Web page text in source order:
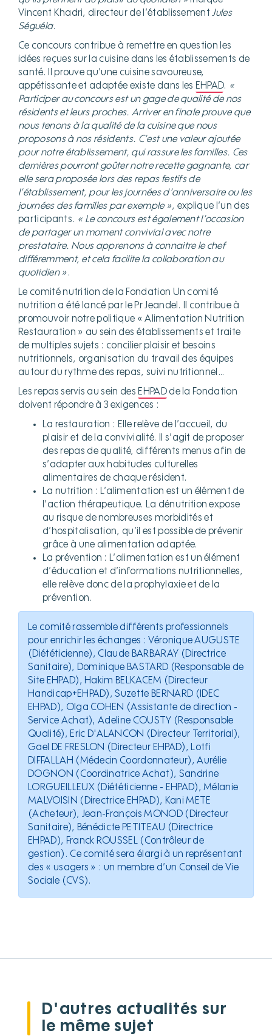
Vincent Khadri, directeur de l’établissementJules
Séguéla.
Ce concours contribue à remettre en question les
idées reçues sur la cuisine dans les établissements de
santé. Il prouve qu’une cuisine savoureuse,
appétissante et adaptée existe dans les EHPAD. «
Participer au concours est un gage de qualité de nos
résidents et leurs proches. Arriver en finale prouve que
nous tenons à la qualité de la cuisine que nous
proposons à nos résidents. C’est une valeur ajoutée
pour notre établissement, qui rassure les familles. Ces
dernières pourront goûter notre recette gagnante, car
elle sera proposée lors des repas festifs de
l’établissement, pour les journées d’anniversaire ou les
journées des familles par exemple », explique l’un des
participants. « Le concours est également l’occasion
de partager un moment convivial avec notre
prestataire. Nous apprenons à connaitre le chef
différemment, et cela facilite la collaboration au
quotidien ».
Le comité nutrition de la Fondation Un comité
nutrition a été lancé par le Pr Jeandel. Il contribue à
promouvoir notre politique « Alimentation Nutrition
Restauration » au sein des établissements et traite
de multiples sujets : concilier plaisir et besoins
nutritionnels, organisation du travail des équipes
autour du rythme des repas, suivi nutritionnel…
Les repas servis au sein des EHPADde la Fondation
doivent répondre à 3 exigences :
La restauration : Elle relève de l’accueil, du
plaisir et de la convivialité. Il s’agit de proposer
des repas de qualité, différents menus afin de
s’adapter aux habitudes culturelles
alimentaires de chaque résident.
La nutrition : L’alimentation est un élément de
l’action thérapeutique. La dénutrition expose
au risque de nombreuses morbidités et
d’hospitalisation, qu’il est possible de prévenir
grâce à une alimentation adaptée.
La prévention : L’alimentation est un élément
d’éducation et d’informations nutritionnelles,
elle relève donc de la prophylaxie et de la
prévention.
Le comité rassemble différents professionnels
pour enrichir les échanges : Véronique AUGUSTE
(Diététicienne), Claude BARBARAY (Directrice
Sanitaire), Dominique BASTARD (Responsable de
Site EHPAD), Hakim BELKACEM (Directeur
Handicap+EHPAD), Suzette BERNARD (IDEC
EHPAD), Olga COHEN (Assistante de direction -
Service Achat), Adeline COUSTY (Responsable
Qualité), Eric D'ALANCON (Directeur Territorial),
Gael DE FRESLON (Directeur EHPAD), Lotfi
DIFFALLAH (Médecin Coordonnateur), Aurélie
DOGNON (Coordinatrice Achat), Sandrine
LORGUEILLEUX (Diététicienne - EHPAD), Mélanie
MALVOISIN (Directrice EHPAD), Kani METE
(Acheteur), Jean-François MONOD (Directeur
Sanitaire), Bénédicte PETITEAU (Directrice
EHPAD), Franck ROUSSEL (Contrôleur de
gestion). Ce comité sera élargi à un représentant
des « usagers » : un membre d’un Conseil de Vie
Sociale (CVS).
D'autres actualités sur
le même sujet